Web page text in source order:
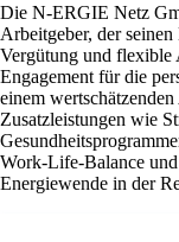
Die N-ERGIE Netz
Arbeitgeber, der
Vergütung und flexible
Engagement für die
einem
Zusatzleistungen wie
Work-Life-Balance
Energiewende in der